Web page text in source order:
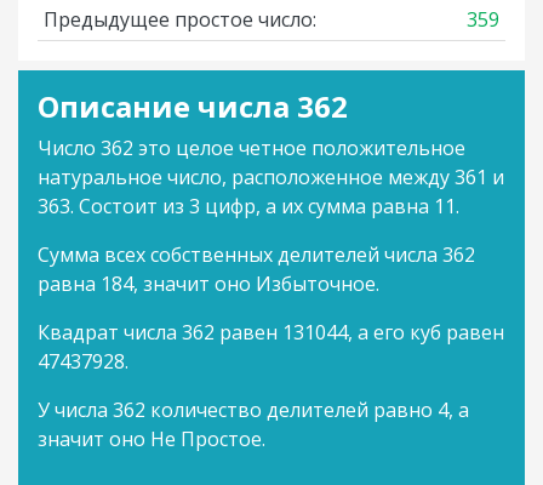
Предыдущее простое число:
359
Описание числа 362
Число 362 это целое четное положительное
натуральное число, расположенное между 361 и
363. Состоит из 3 цифр, а их сумма равна 11.
Сумма всех собственных делителей числа 362
равна 184, значит оно Избыточное.
Квадрат числа 362 равен 131044, а его куб равен
47437928.
У числа 362 количество делителей равно 4, а
значит оно Не Простое.